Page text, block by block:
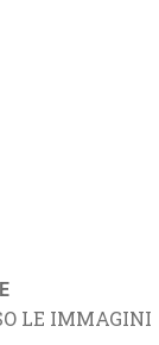
LE IMMAGINI